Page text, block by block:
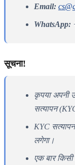
Email:
WhatsApp:
सूचना!
कृपया अपनी
सत्यापन
KYC
लगेगा।
एक बार